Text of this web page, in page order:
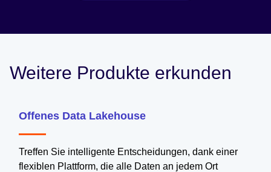
Weitere Produkte erkunden
Offenes Data Lakehouse
Treffen Sie intelligente Entscheidungen, dank einer
flexiblen Plattform, die alle Daten an jedem Ort